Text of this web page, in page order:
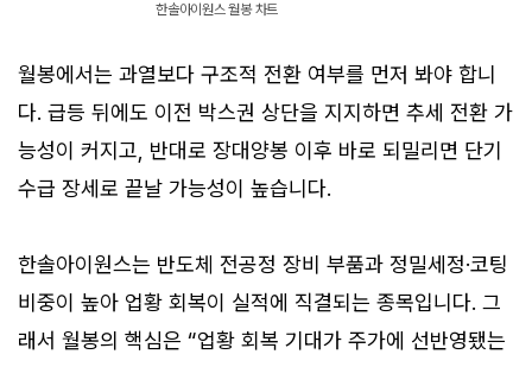
한솔아이원스 월봉 차트
월봉에서는 과열보다 구조적 전환 여부를 먼저 봐야 합니
다. 급등 뒤에도 이전 박스권 상단을 지지하면 추세 전환 가
능성이 커지고, 반대로 장대양봉 이후 바로 되밀리면 단기
수급 장세로 끝날 가능성이 높습니다.
한솔아이원스는 반도체 전공정 장비 부품과 정밀세정·코팅
비중이 높아 업황 회복이 실적에 직결되는 종목입니다. 그
래서 월봉의 핵심은 “업황 회복 기대가 주가에 선반영됐는